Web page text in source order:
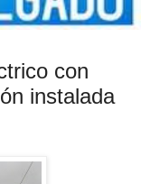
con
instalada